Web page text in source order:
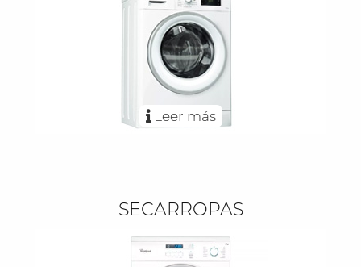
Leer más
SECARROPAS